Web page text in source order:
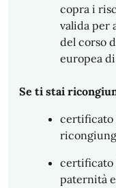
copra i
valida per
del corso
europea
Se ti stai
certificato
certificato
paternità